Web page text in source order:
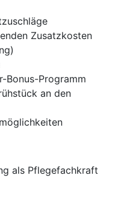
Zusatzkosten
Bonus-Programm
an den
als Pflegefachkraft